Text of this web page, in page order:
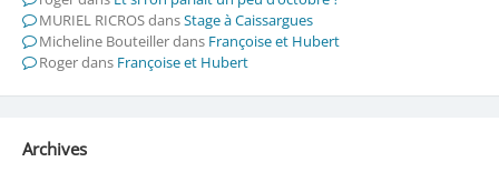
MURIEL RICROSdansStage à Caissargues
Micheline Bouteillerdans Françoise et Hubert
Rogerdans Françoise et Hubert
Archives